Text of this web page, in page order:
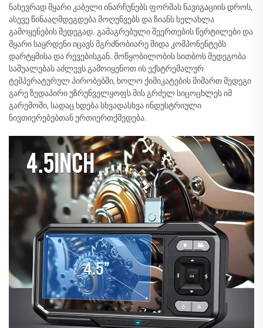
ნახევრად მყარი კაბელი ინარჩუნებს ფორმას ნავიგაციის დროს,
ასევე წინააღმდეგდება მოღუნვებს და ზიანს ხელახლა
გამოყენების შედეგად. გამაგრებული შეერთების წერტილები და
მყარი საყრდენი იცავს მგრძნობიარე შიდა კომპონენტებს
დარტყმისა და რევებისგან. მოწყობილობის სითბოს მედეგობა
საშუალებას აძლევს გამოიყენოთ ის ექსტრემალურ
ტემპერატურულ პირობებში, ხოლო ქიმიკატების მიმართ მედეგი
გარე ზედაპირი უზრუნველყოფს მის გრძელ სიცოცხლეს იმ
გარემოში, სადაც ხდება სხვადასხვა ინდუსტრიული
ნივთიერებებთან ურთიერთქმედება.